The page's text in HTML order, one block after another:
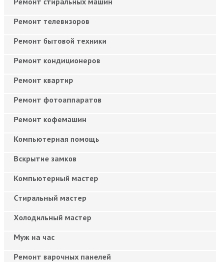
Ремонт телевизоров
Ремонт бытовой техники
Ремонт кондиционеров
Ремонт квартир
Ремонт фотоаппаратов
Ремонт кофемашин
Компьютерная помощь
Вскрытие замков
Компьютерный мастер
Cтиральный мастер
Холодильный мастер
Муж на час
Ремонт варочных панелей